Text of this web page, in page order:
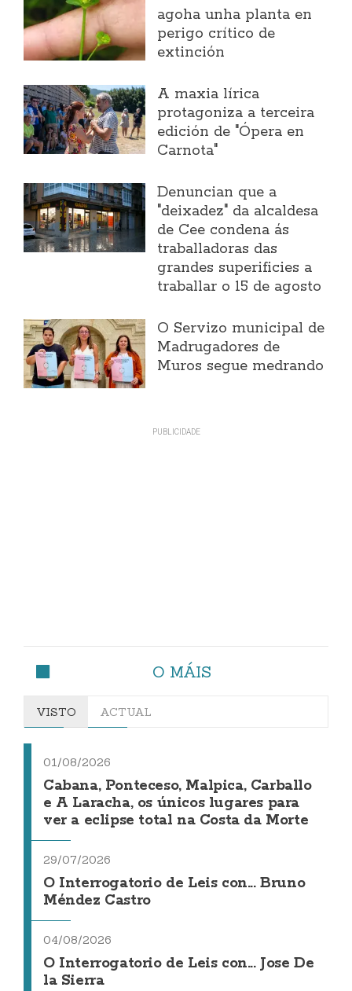
agoha unha planta en
perigo crítico de
extinción
A maxia lírica
protagoniza a terceira
edición de "Ópera en
Carnota"
Denuncian que a
"deixadez" da alcaldesa
de Cee condena ás
traballadoras das
grandes superificies a
traballar o 15 de agosto
O Servizo municipal de
Madrugadores de
Muros segue medrando
O MÁIS
VISTO ACTUAL
01/08/2026
Cabana, Ponteceso, Malpica, Carballo
e A Laracha, os únicos lugares para
ver a eclipse total na Costa da Morte
29/07/2026
O Interrogatorio de Leis con... Bruno
Méndez Castro
04/08/2026
O Interrogatorio de Leis con... Jose De
la Sierra